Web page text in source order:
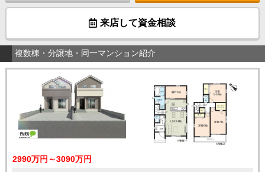
来店して資金相談
複数棟・分譲地・同一マンション紹介
2990万円～3090万円